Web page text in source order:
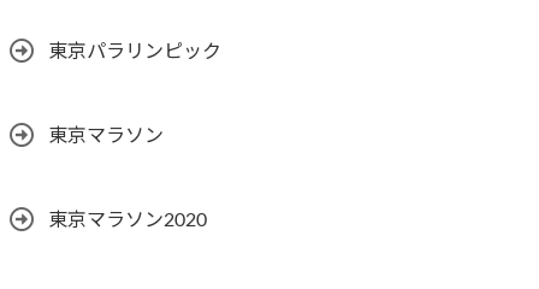
東京パラリンピック
東京マラソン
東京マラソン2020